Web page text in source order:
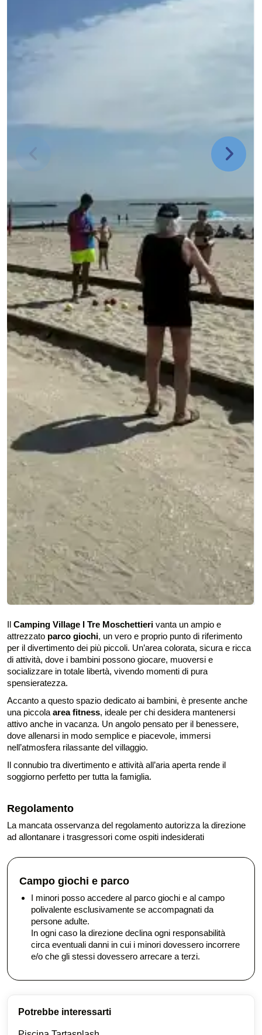
Il Camping Village I Tre Moschettieri vanta un ampio e
attrezzato parco giochi, un vero e proprio punto di riferimento
per il divertimento dei più piccoli. Un’area colorata, sicura e ricca
di attività, dove i bambini possono giocare, muoversi e
socializzare in totale libertà, vivendo momenti di pura
spensieratezza.
Accanto a questo spazio dedicato ai bambini, è presente anche
una piccola area fitness, ideale per chi desidera mantenersi
attivo anche in vacanza. Un angolo pensato per il benessere,
dove allenarsi in modo semplice e piacevole, immersi
nell’atmosfera rilassante del villaggio.
Il connubio tra divertimento e attività all’aria aperta rende il
soggiorno perfetto per tutta la famiglia.
Regolamento
La mancata osservanza del regolamento autorizza la direzione
ad allontanare i trasgressori come ospiti indesiderati
Campo giochi e parco
​I minori posso accedere al parco giochi e al campo
polivalente esclusivamente se accompagnati da
persone adulte.
In ogni caso la direzione declina ogni responsabilità
circa eventuali danni in cui i minori dovessero incorrere
e/o che gli stessi dovessero arrecare a terzi.​
Potrebbe interessarti